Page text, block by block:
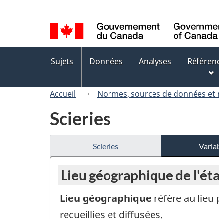
de
la
langue
des
Sujets Données Analyses
Accueil Normes, sources de données et
Scieries
Scieries
Lieu géographique de
Lieu géographique réfère au lieu
recueillies et diffusées.